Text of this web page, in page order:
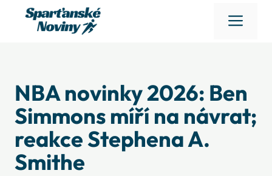
Přeskočit
NBA novinky 2026: Ben
Simmons míří na návrat;
reakce Stephena A.
Smithe